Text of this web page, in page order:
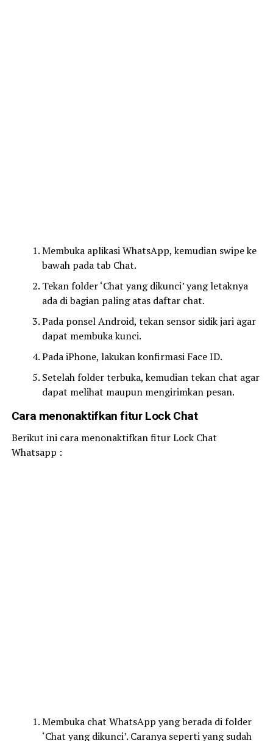
Membuka aplikasi WhatsApp, kemudian swipe ke
bawah pada tab Chat.
Tekan folder ‘Chat yang dikunci’ yang letaknya
ada di bagian paling atas daftar chat.
Pada ponsel Android, tekan sensor sidik jari agar
dapat membuka kunci.
Pada iPhone, lakukan konfirmasi Face ID.
Setelah folder terbuka, kemudian tekan chat agar
dapat melihat maupun mengirimkan pesan.
Cara menonaktifkan fitur Lock Chat
Berikut ini cara menonaktifkan fitur Lock Chat
Whatsapp :
Membuka chat WhatsApp yang berada di folder
‘Chat yang dikunci’. Caranya seperti yang sudah